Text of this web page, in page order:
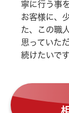
寧に行う事
お客様に、
た、この職
思っていた
続けたいです